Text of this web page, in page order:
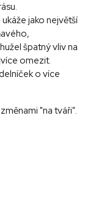
jako největší
špatný vliv na
omezit.
o více
"na tváři".